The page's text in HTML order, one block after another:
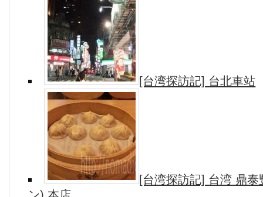
[台湾探訪記] 台北車站
[台湾探訪記] 台湾 鼎